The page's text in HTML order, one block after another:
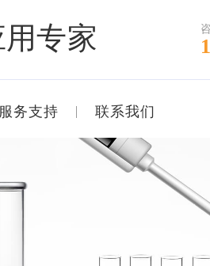
专家
服务支持 联系我们